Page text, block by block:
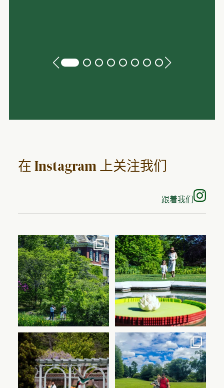
在 Instagram 上关注我们
跟着我们
一张照片永远无法记录这个周末发
生的一切。.
🌿 花园正值盛夏，景色最美。....
22 1
你永远不知道下一个转弯处会看到
什么。🧐
...
16 1
🌿转过下一个弯道，穿过倒影
池，藏身于花园之中……你会发现
一座乐高®雕塑正等着给你带来惊
喜。....
27 2
谁准备好迎接一个真正超棒的周末
了？🐾
...
250 4